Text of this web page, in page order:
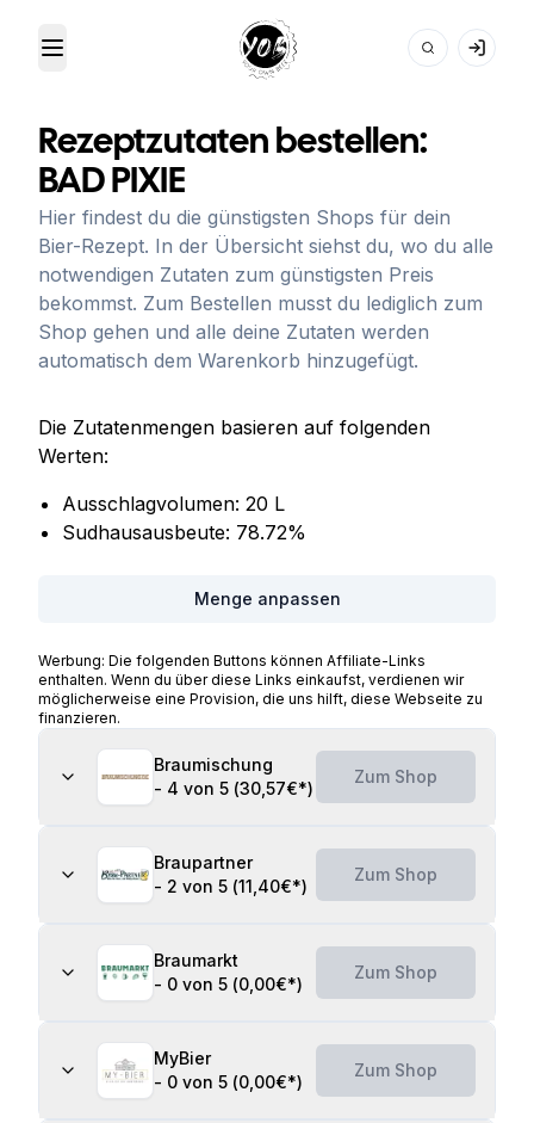
Toggle Menu Your Own Beer
Rezeptzutaten bestellen:
BAD PIXIE
Hier findest du die günstigsten Shops für dein
Bier-Rezept. In der Übersicht siehst du, wo du alle
notwendigen Zutaten zum günstigsten Preis
bekommst. Zum Bestellen musst du lediglich zum
Shop gehen und alle deine Zutaten werden
automatisch dem Warenkorb hinzugefügt.
Die Zutatenmengen basieren auf folgenden
Werten:
Ausschlagvolumen: 20 L
Sudhausausbeute: 78.72%
Menge anpassen
Werbung: Die folgenden Buttons können Affiliate-Links
enthalten. Wenn du über diese Links einkaufst, verdienen wir
möglicherweise eine Provision, die uns hilft, diese Webseite zu
finanzieren.
Braumischung
- 4 von 5 (30,57€*)
Zum Shop
Braupartner
- 2 von 5 (11,40€*)
Zum Shop
Braumarkt
- 0 von 5 (0,00€*)
Zum Shop
MyBier
- 0 von 5 (0,00€*)
Zum Shop